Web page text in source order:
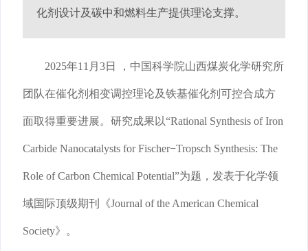
化剂设计及碳中和燃料生产提供理论支撑。
2025年11月3日 ，中国科学院山西煤炭化学研究所
团队在催化剂相变调控理论及铁基催化剂可控合成方
面取得重要进展。研究成果以“Rational Synthesis of Iron
Carbide Nanocatalysts for Fischer−Tropsch Synthesis: The
Role of Carbon Chemical Potential”为题，发表于化学领
域国际顶级期刊《Journal of the American Chemical
Society》。